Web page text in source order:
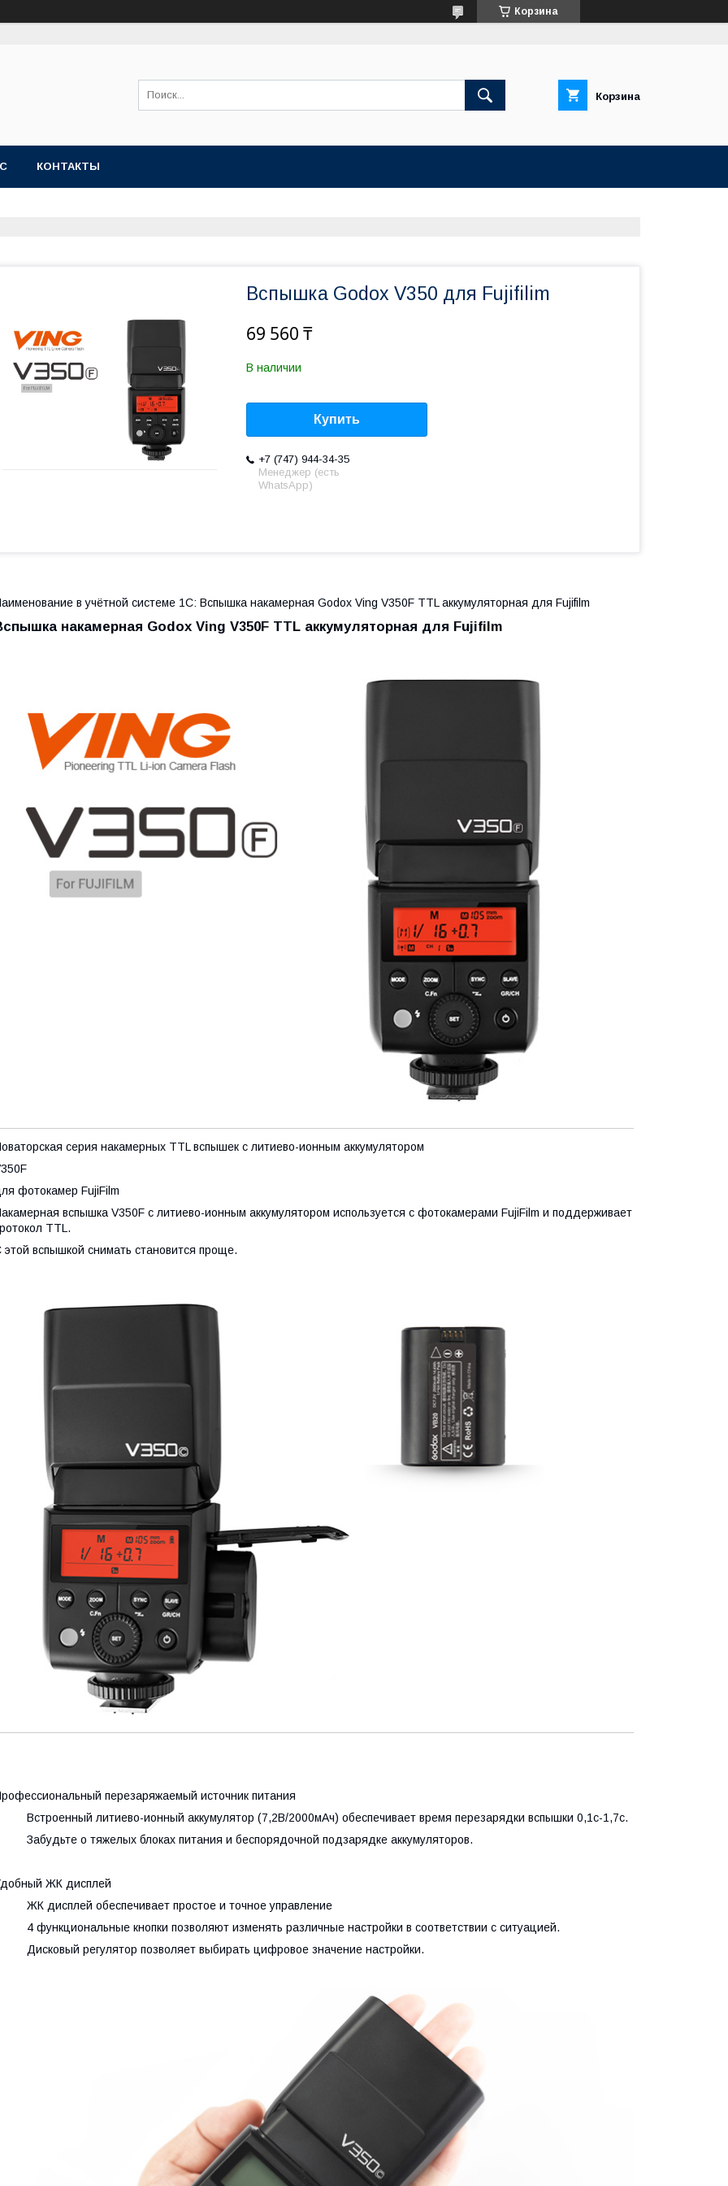
Корзина
Корзина
КОНТАКТЫ
Вспышка Godox V350 для Fujifilim
69 560 ₸
В наличии
Купить
+7 (747) 944-34-35
Менеджер (есть
WhatsApp)
в учётной системе 1С: Вспышка накамерная Godox Ving V350F TTL аккумуляторная для Fujifilm
накамерная Godox Ving V350F TTL аккумуляторная для Fujifilm
серия накамерных TTL вспышек с литиево-ионным аккумулятором
фотокамер FujiFilm
вспышка V350F с литиево-ионным аккумулятором используется с фотокамерами FujiFilm и поддерживает
TTL.
этой вспышкой снимать становится проще.
перезаряжаемый источник питания
Встроенный литиево-ионный аккумулятор (7,2В/2000мАч) обеспечивает время перезарядки вспышки 0,1с-1,7с.
Забудьте о тяжелых блоках питания и беспорядочной подзарядке аккумуляторов.
ЖК дисплей
ЖК дисплей обеспечивает простое и точное управление
4 функциональные кнопки позволяют изменять различные настройки в соответствии с ситуацией.
Дисковый регулятор позволяет выбирать цифровое значение настройки.